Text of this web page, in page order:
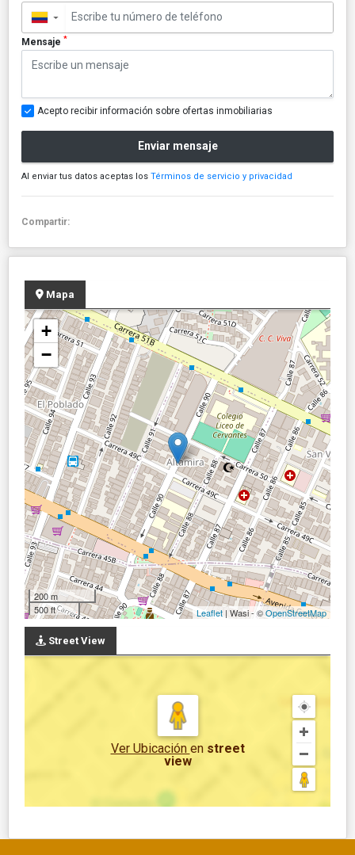
▼
Mensaje *
Acepto recibir información sobre ofertas inmobiliarias
Enviar mensaje
Al enviar tus datos aceptas los Términos de servicio y privacidad
Compartir:
Mapa
+
−
200 m
500 ft
Leaflet | Wasi - ©OpenStreetMap
Street View
Ver Ubicación en street
view